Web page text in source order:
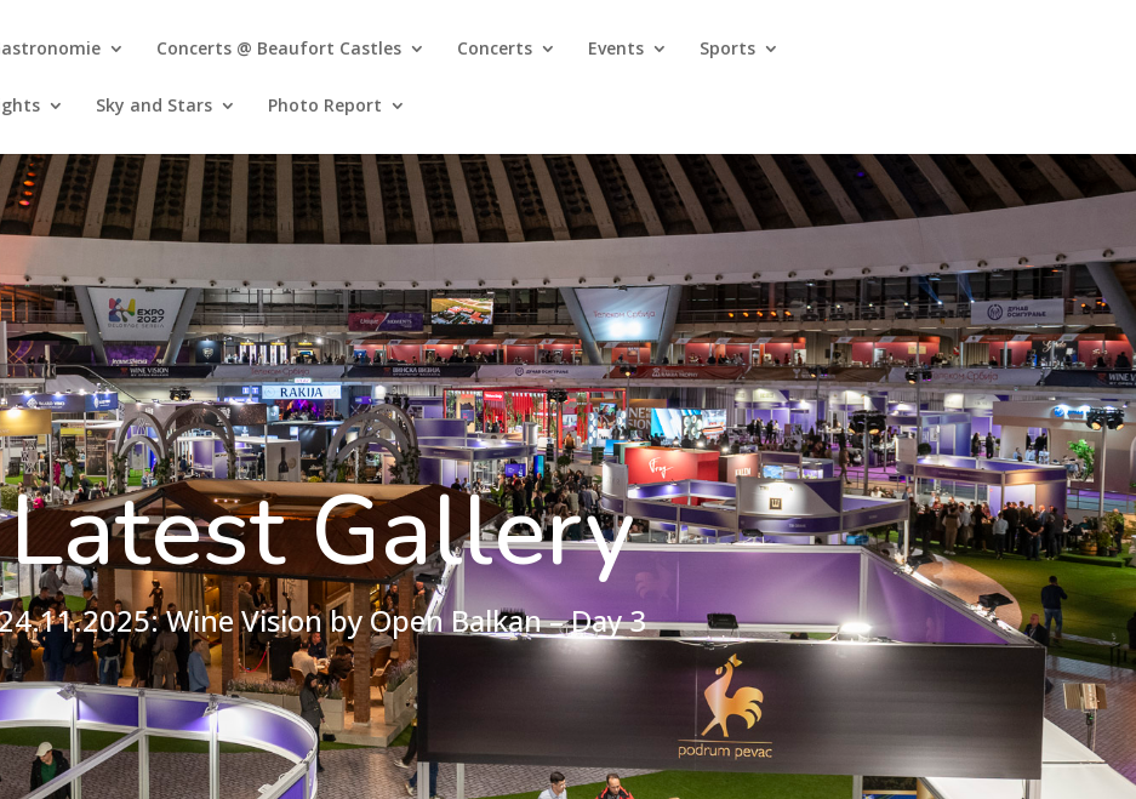
Concerts @ Beaufort Castles Concerts Events Sports
Sky and Stars Photo Report
Latest Gallery
Wine Vision by Open Balkan – Day 3